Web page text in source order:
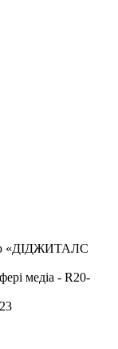
«ДІДЖИТАЛС
медіа - R20-